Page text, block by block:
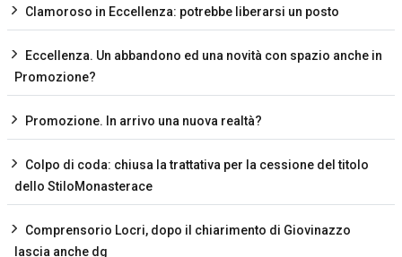
Clamoroso in Eccellenza: potrebbe liberarsi un posto
Eccellenza. Un abbandono ed una novità con spazio anche in
Promozione?
Promozione. In arrivo una nuova realtà?
Colpo di coda: chiusa la trattativa per la cessione del titolo
dello StiloMonasterace
Comprensorio Locri, dopo il chiarimento di Giovinazzo
lascia anche dg